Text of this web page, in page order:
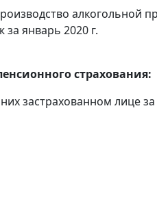
алкогольной
январь 2020 г.
страхования:
застрахованном лице за